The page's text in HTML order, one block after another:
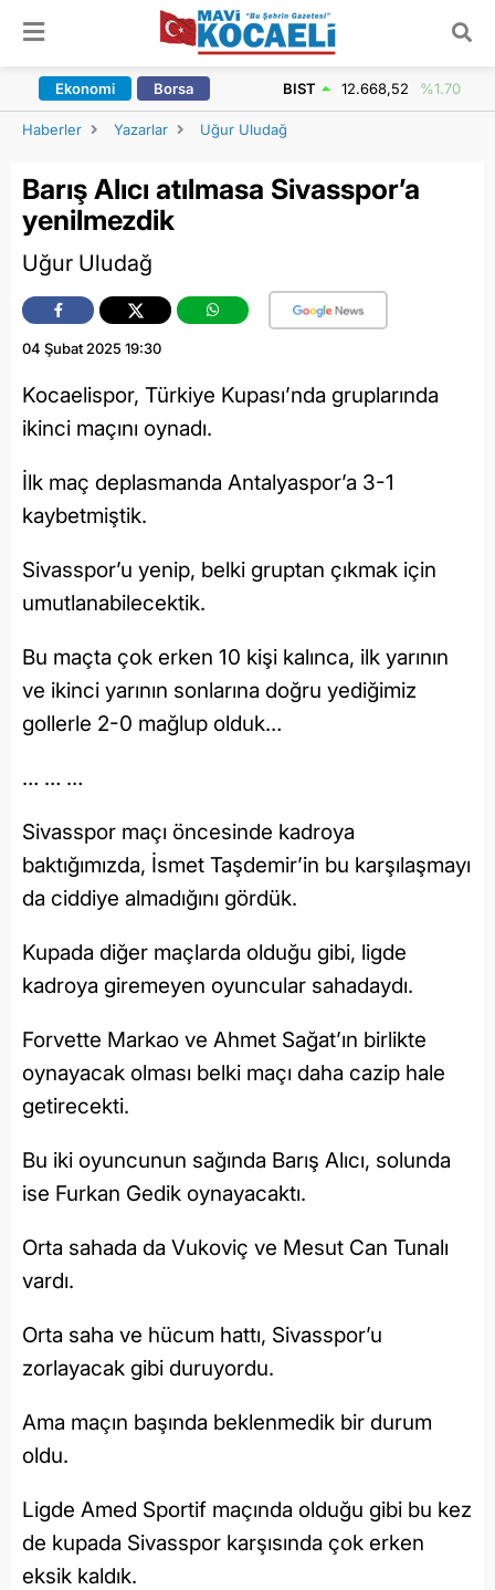
Ekonomi Borsa BIST 12.668,52 %1.70
Haberler Yazarlar Uğur Uludağ
Barış Alıcı atılmasa Sivasspor’a
yenilmezdik
Uğur Uludağ
04 Şubat 2025 19:30
Kocaelispor, Türkiye Kupası’nda gruplarında
ikinci maçını oynadı.
İlk maç deplasmanda Antalyaspor’a 3-1
kaybetmiştik.
Sivasspor’u yenip, belki gruptan çıkmak için
umutlanabilecektik.
Bu maçta çok erken 10 kişi kalınca, ilk yarının
ve ikinci yarının sonlarına doğru yediğimiz
gollerle 2-0 mağlup olduk…
… … …
Sivasspor maçı öncesinde kadroya
baktığımızda, İsmet Taşdemir’in bu karşılaşmayı
da ciddiye almadığını gördük.
Kupada diğer maçlarda olduğu gibi, ligde
kadroya giremeyen oyuncular sahadaydı.
Forvette Markao ve Ahmet Sağat’ın birlikte
oynayacak olması belki maçı daha cazip hale
getirecekti.
Bu iki oyuncunun sağında Barış Alıcı, solunda
ise Furkan Gedik oynayacaktı.
Orta sahada da Vukoviç ve Mesut Can Tunalı
vardı.
Orta saha ve hücum hattı, Sivasspor’u
zorlayacak gibi duruyordu.
Ama maçın başında beklenmedik bir durum
oldu.
Ligde Amed Sportif maçında olduğu gibi bu kez
de kupada Sivasspor karşısında çok erken
eksik kaldık.